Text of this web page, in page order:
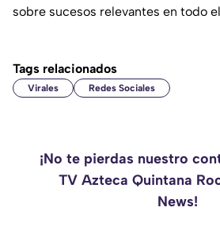
sobre sucesos relevantes en todo
Tags relacionados
Virales Redes Sociales
¡No te pierdas nuestro
TV Azteca Quintana
News!